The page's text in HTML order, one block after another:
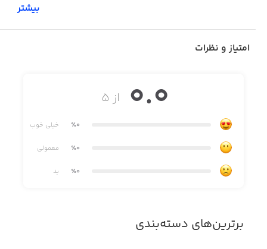
• گروه‌ها و کانال‌های اختصاصی بسازید
• فایل‌ها را با سرعت بالا ارسال کنید
بیشتر
امتیاز و نظرات
از ۵ 0.0
٪0 خیلی خوب
٪0 معمولی
٪0 بد
برترین‌های دسته‌بندی